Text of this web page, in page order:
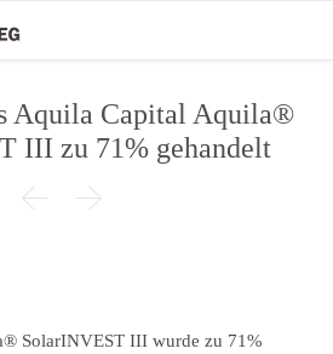
Aquila Capital Aquila®
III zu 71% gehandelt
 
SolarINVEST III wurde zu 71%